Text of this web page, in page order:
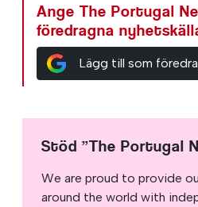
Ange The Portugal
föredragna
Lägg till som
Stöd ”The Portugal
We are proud to provide
around the world with